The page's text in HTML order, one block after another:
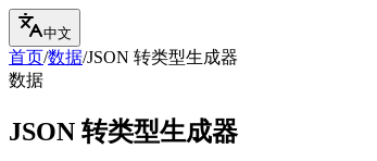
中文
首页/数据/JSON 转类型生成器
数据
JSON 转类型生成器